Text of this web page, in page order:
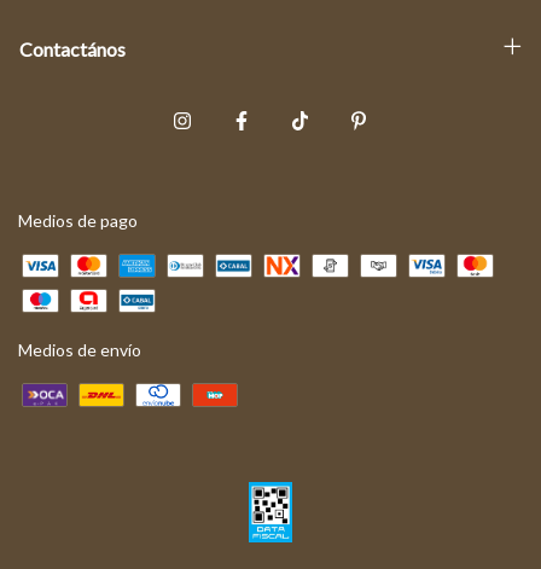
Contactános
Medios de pago
Medios de envío